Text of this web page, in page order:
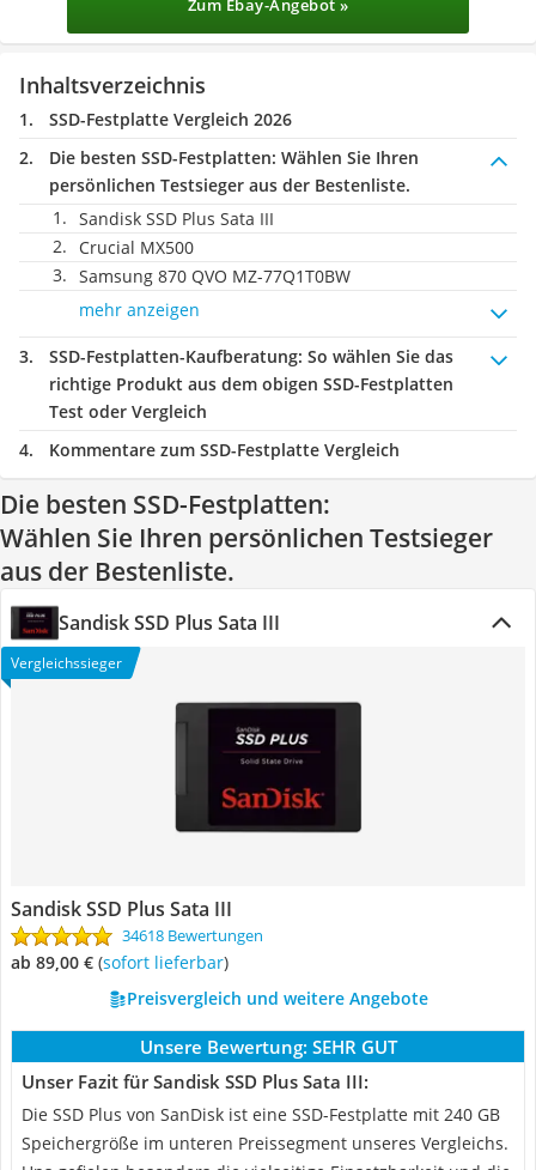
Zum Ebay-Angebot »
Inhaltsverzeichnis
SSD-Festplatte Vergleich 2026
Die besten SSD-Festplatten: Wählen Sie Ihren
persönlichen Testsieger aus der Bestenliste.
Sandisk SSD Plus Sata III
Crucial MX500
Samsung 870 QVO MZ-77Q1T0BW
mehr anzeigen
SSD-Festplatten-Kaufberatung: So wählen Sie das
richtige Produkt aus dem obigen SSD-Festplatten
Test oder Vergleich
Kommentare zum SSD-Festplatte Vergleich
Die besten SSD-Festplatten:
Wählen Sie Ihren persönlichen Testsieger
aus der Bestenliste.
Sandisk SSD Plus Sata III
Vergleichssieger
Sandisk SSD Plus Sata III
34618 Bewertungen
ab 89,00 € ( Sofort lieferbar)
Preisvergleich und weitere Angebote
Unsere Bewertung: SEHR GUT
Unser Fazit für Sandisk SSD Plus Sata III:
Die SSD Plus von SanDisk ist eine SSD-Festplatte mit 240 GB
Speichergröße im unteren Preissegment unseres Vergleichs.